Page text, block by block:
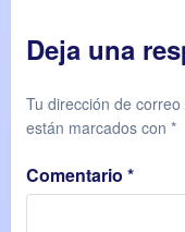
Deja una
Tu dirección de
están marcados con *
Comentario *